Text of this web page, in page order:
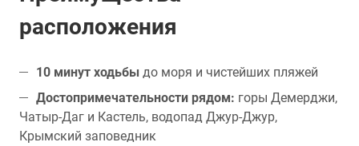
расположения
10 минут ходьбы до моря и чистейших пляжей
Достопримечательности рядом: горы Демерджи,
Чатыр-Даг и Кастель, водопад Джур-Джур,
Крымский заповедник